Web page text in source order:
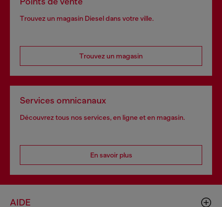
Trouvez un magasin Diesel dans votre ville.
Trouvez un magasin
Services omnicanaux
Découvrez tous nos services, en ligne et en magasin.
En savoir plus
AIDE